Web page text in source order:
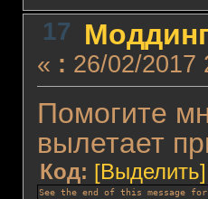
17
« : 26/02/2017
Помогите
вылетает
Код: [Выделить]
See the end of this message